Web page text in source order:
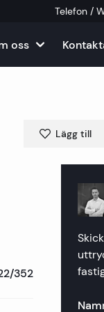
Telefon /
på Ciovo
på Drvenik
i Dubrovnik
i Opatija
Kroatien
oss
medarbetare
352
Lägg till